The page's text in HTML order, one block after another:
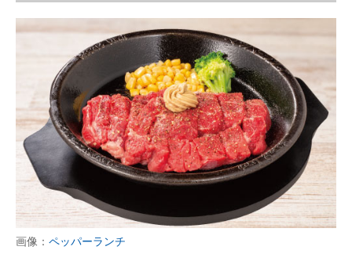
画像： ペッパーランチ